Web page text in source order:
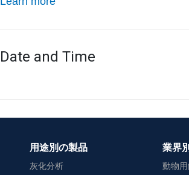
Date and Time
用途別の製品
灰化分析
業界
動物